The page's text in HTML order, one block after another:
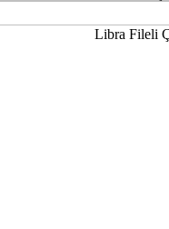
kaliteye önem
ile hayal ettiğiniz özgün
karar verelim.Büro Mobilya